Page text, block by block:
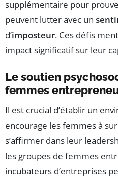
supplémentaire pour
peuvent lutter avec un
d’imposteur. Ces défis
impact significatif sur leur
Le soutien
femmes
Il est crucial d’établir un
encourage les femmes à
s’affirmer dans leur
les groupes de femmes
incubateurs d’entreprises